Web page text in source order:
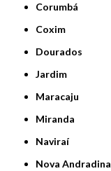
Corumbá
Coxim
Dourados
Jardim
Maracaju
Miranda
Naviraí
Nova Andradina